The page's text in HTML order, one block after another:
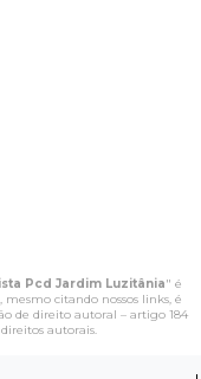
Pcd Jardim Luzitânia" é
citando nossos links, é
de direito autoral – artigo 184
autorais.